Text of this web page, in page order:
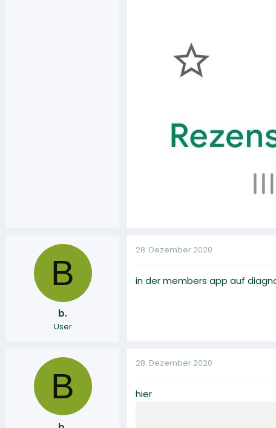
B
b.
User
28. Dezember 2020
in der members app auf
B
28. Dezember 2020
hier